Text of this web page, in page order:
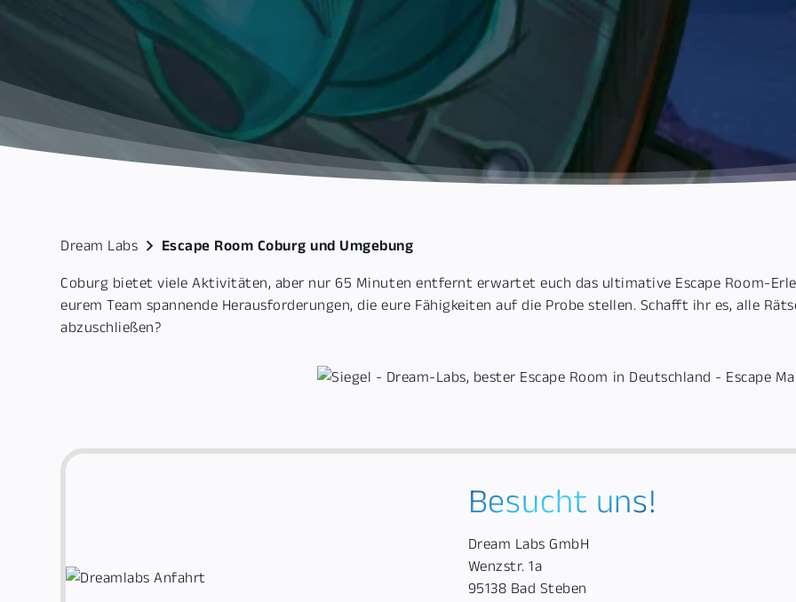
Dream Labs Escape Room Coburg und Umgebung
Coburg bietet viele Aktivitäten, aber nur 65 Minuten entfernt erwartet euch das ultimative Escape Room-
eurem Team spannende Herausforderungen, die eure Fähigkeiten auf die Probe stellen. Schafft ihr es, alle
abzuschließen?
Besucht uns!
Dream Labs GmbH
Wenzstr. 1a
95138 Bad Steben